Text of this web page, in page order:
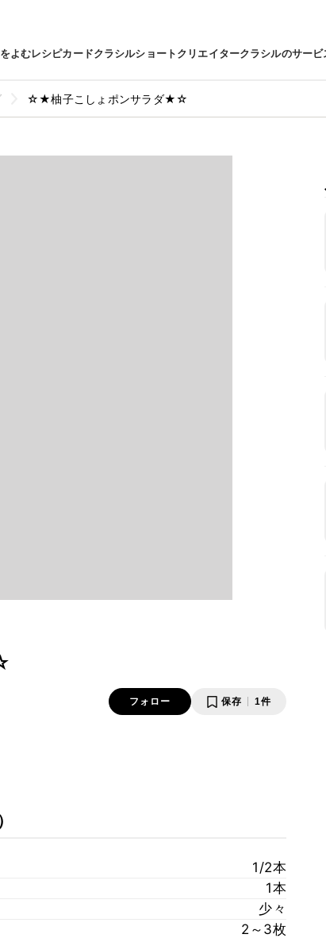
よむレシピカードクラシルショートクリエイタークラシルのサービ
☆★柚子こしょポンサラダ★☆
フォロー 保存 1件
1/2本
1本
少々
2～3枚